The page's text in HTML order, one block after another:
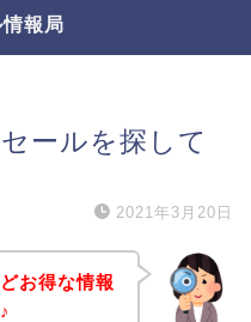
報局
ールを探して
2021年3月20日
お得な情報